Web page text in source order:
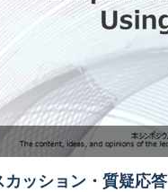
カッション・質疑応答